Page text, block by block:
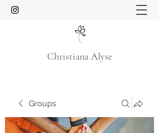
Christiana Alyse
Groups